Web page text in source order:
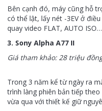
Bên cạnh đó, máy cũng hỗ
có thể lật, lấy nét -3EV ở
quay video FLAT, AUTO ISO…
3. Sony Alpha A77 II
Giá tham khảo: 28 triệu
Trong 3 năm kể từ ngày ra
trình làng phiên bản tiếp
vừa qua với thiết kế giữ